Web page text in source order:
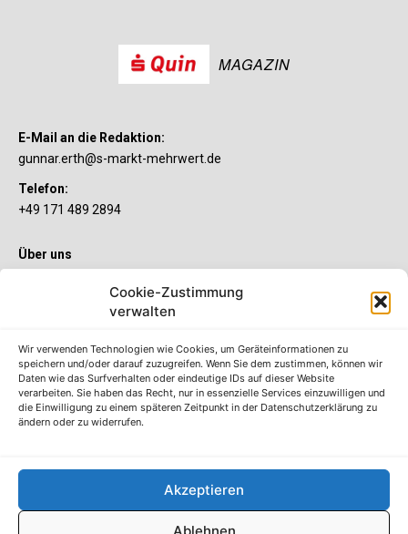
Cookie-Zustimmung
verwalten
Wir verwenden Technologien wie Cookies, um Geräteinformationen zu
speichern und/oder darauf zuzugreifen. Wenn Sie dem zustimmen, können wir
Daten wie das Surfverhalten oder eindeutige IDs auf dieser Website
verarbeiten. Sie haben das Recht, nur in essenzielle Services einzuwilligen und
die Einwilligung zu einem späteren Zeitpunkt in der Datenschutzerklärung zu
ändern oder zu widerrufen.
Akzeptieren
Ablehnen
MAGAZIN
E-Mail an die Redaktion:
gunnar.erth@s-markt-mehrwert.de
Telefon:
+49 171 489 2894
Über uns
Sie wollen mehr als ein gewöhnliches Girokonto? Dann ist unser
S-Quin Konto genau das Richtige für Sie. Die beiden
etliche Inklusivleistungen. Im S-Quin Magazin erfahren Sie
immer, was es Neues gibt.
Die S-Quin Kontomodelle
Erklärung zur Barrierefreiheit